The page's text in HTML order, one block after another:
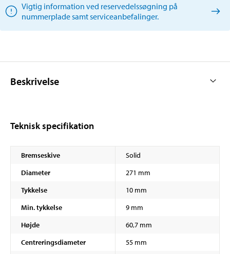
Vigtig information ved reservedelssøgning på
nummerplade samt serviceanbefalinger.
Beskrivelse
Teknisk specifikation
Bremseskive
Solid
Diameter
271 mm
Tykkelse
10 mm
Min. tykkelse
9 mm
Højde
60,7 mm
Centreringsdiameter
55 mm